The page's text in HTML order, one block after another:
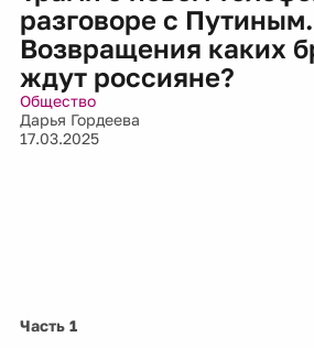
разговоре с Путиным.
Возвращения каких
ждут россияне?
Общество
Дарья Гордеева
17.03.2025
Часть 1